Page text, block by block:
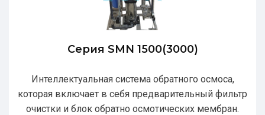
Серия SMN 1500(3000)
Интеллектуальная система обратного осмоса,
которая включает в себя предварительный фильтр
очистки и блок обратно осмотических мембран.